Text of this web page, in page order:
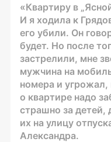
«Квартиру в
И я ходила к
его убили. Он
будет. Но после
застрелили, мне
мужчина на
номера и угрожал,
о квартире надо
страшно за детей,
их на улицу
Александра.